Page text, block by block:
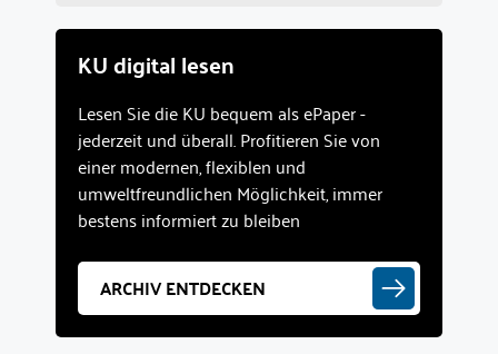
KU digital lesen
Lesen Sie die KU bequem als ePaper -
jederzeit und überall. Profitieren Sie von
einer modernen, flexiblen und
umweltfreundlichen Möglichkeit, immer
bestens informiert zu bleiben
ARCHIV ENTDECKEN